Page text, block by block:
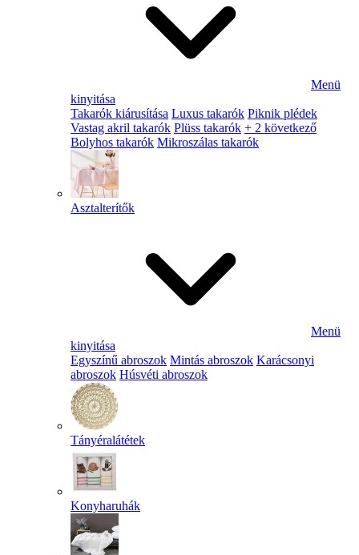
Menü
kinyitása
Takarók kiárusítása Luxus takarók Piknik plédek
Vastag akril takarók Plüss takarók + 2 következő
Bolyhos takarók Mikroszálas takarók
Asztalterítők
Menü
kinyitása
Egyszínű abroszok Mintás abroszok Karácsonyi
abroszok Húsvéti abroszok
Tányéralátétek
Konyharuhák